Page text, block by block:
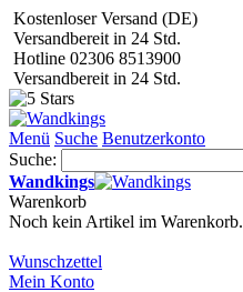
Kostenloser Versand (DE)
Versandbereit in 24 Std.
Hotline 02306 8513900
Versandbereit in 24 Std.
Menü Suche Benutzerkonto
Suche:
Wandkings
Warenkorb
Noch kein Artikel im Warenkorb.
Wunschzettel
Mein Konto